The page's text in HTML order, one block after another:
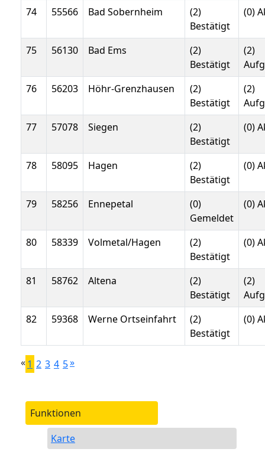
74
55566 Bad Sobernheim
(2)
Bestätigt
(0)
75 56130 Bad Ems
(2)
Bestätigt
(2)
76
56203 Höhr-Grenzhausen
(2)
Bestätigt
(2)
77
57078 Siegen
(2)
Bestätigt
(0)
78 58095 Hagen
(2)
Bestätigt
(0)
79 58256 Ennepetal
(0)
Gemeldet
(0)
80 58339 Volmetal/Hagen
(2)
Bestätigt
(0)
81 58762 Altena
(2)
Bestätigt
(2)
82
59368 Werne Ortseinfahrt
(2)
Bestätigt
(0)
«1 2 3 4 5»
Funktionen
Karte